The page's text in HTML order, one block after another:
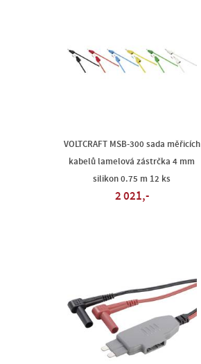
VOLTCRAFT MSB-300 sada měřicích
kabelů lamelová zástrčka 4 mm
silikon 0.75 m 12 ks
2 021,-